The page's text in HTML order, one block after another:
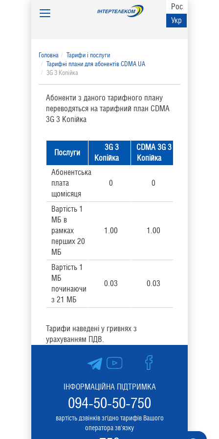
Рос
Укр
Toggle
Головна
Тарифи і послуги
Тарифні плани для абонентів CDMA UA
3G 3 Копійка
Абоненти з даного тарифного плану
переводяться на тарифний план CDMA
3G 3 Копійка
Послуги
3G 3
Копійка
CDMA 3G 3
Копійка
Абонентська
плата
щомісяця
0 0
Вартість 1
МБ в
рамках
перших 20
МБ
1.00 1.00
Вартість 1
МБ
починаючи
з 21 МБ
0.03 0.03
Тарифи наведені у гривнях з
урахуванням ПДВ.
ІНФОРМАЦІЙНА ПІДТРИМКА
094-50-50-750
вартість дзвінків згідно тарифів Вашого
оператора зв'язку